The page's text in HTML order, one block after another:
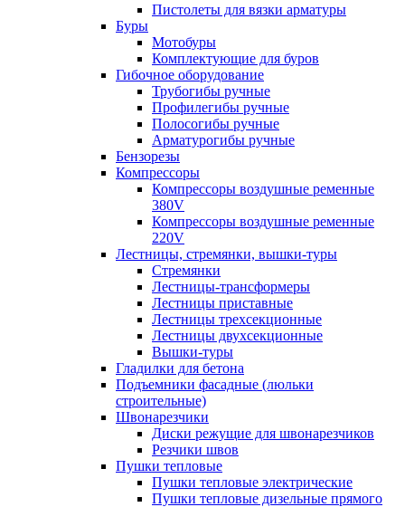
Пистолеты для вязки арматуры
Буры
Мотобуры
Комплектующие для буров
Гибочное оборудование
Трубогибы ручные
Профилегибы ручные
Полосогибы ручные
Арматурогибы ручные
Бензорезы
Компрессоры
Компрессоры воздушные ременные
380V
Компрессоры воздушные ременные
220V
Лестницы, стремянки, вышки-туры
Стремянки
Лестницы-трансформеры
Лестницы приставные
Лестницы трехсекционные
Лестницы двухсекционные
Вышки-туры
Гладилки для бетона
Подъемники фасадные (люльки
строительные)
Швонарезчики
Диски режущие для швонарезчиков
Резчики швов
Пушки тепловые
Пушки тепловые электрические
Пушки тепловые дизельные прямого